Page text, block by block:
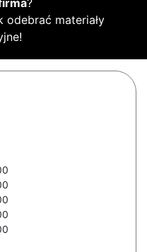
?
odebrać materiały